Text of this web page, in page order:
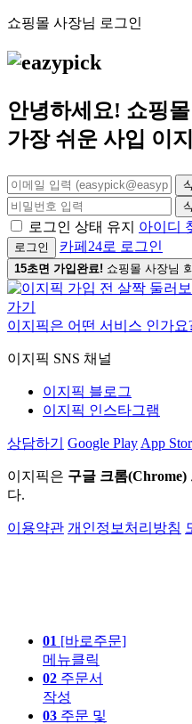
쇼핑몰 사장님 로그인
안녕하세요! 쇼핑
가장 쉬운 사입 이
로그인 상태 유지 아이디
로그인 카페24로 로그인
15초면 가입완료! 쇼핑몰 사장님
이지픽은 어떤 서비스 인가요
이지픽 SNS 채널
이지픽 블로그
이지픽 인스타그램
상담하기 Google Play App
이지픽은 구글 크롬(Chrome)
다.
이용약관 개인정보처리방침
01 [바로주문]
메뉴클릭
02 주문서
작성
03 주문 및